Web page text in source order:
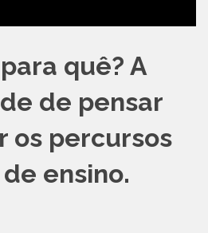
quê? A
de pensar
os percursos
ensino.